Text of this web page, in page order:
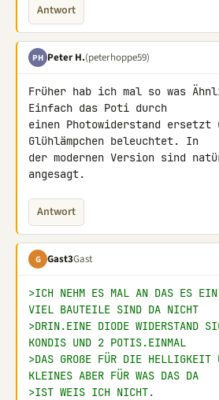
Antwort
PH Peter H.(peterhoppe59)
Früher hab ich mal so was
Einfach das Poti durch
einen Photowiderstand ersetzt
Glühlämpchen beleuchtet. In
der modernen Version sind
angesagt.
Antwort
G Gast3Gast
>ICH NEHM ES MAL AN DAS ES
VIEL BAUTEILE SIND DA NICHT
>DRIN.EINE DIODE WIDERSTAND
KONDIS UND 2 POTIS.EINMAL
>DAS GROßE FÜR DIE HELLIGKEIT
KLEINES ABER FÜR WAS DAS DA
>IST WEIS ICH NICHT.